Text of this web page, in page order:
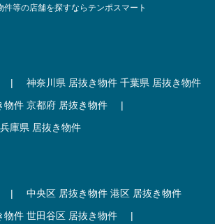
件等の店舗を探すならテンポスマート
| 神奈川県 居抜き物件 千葉県 居抜き物件
物件 京都府 居抜き物件
|
兵庫県 居抜き物件
| 中央区 居抜き物件 港区 居抜き物件
物件 世田谷区 居抜き物件
|